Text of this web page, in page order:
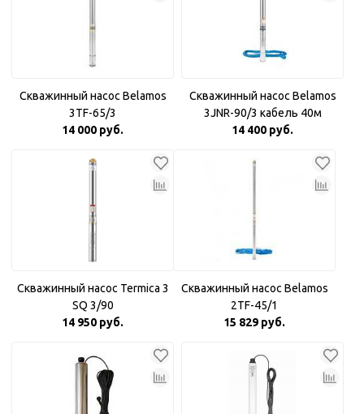
Скважинный насос Belamos
3TF-65/3
14 000 руб.
Скважинный насос Belamos
3JNR-90/3 кабель 40м
14 400 руб.
Скважинный насос Termica 3
SQ 3/90
14 950 руб.
Скважинный насос Belamos
2TF-45/1
15 829 руб.